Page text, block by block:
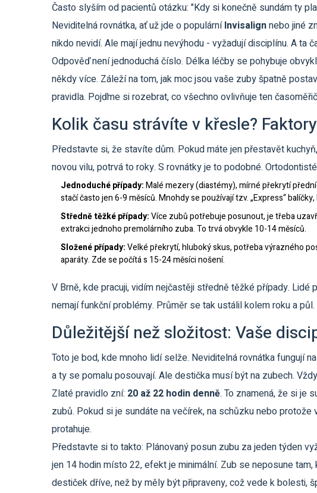
Často slyším od pacientů otázku: "Kdy si konečně sundám ty
Neviditelná rovnátka, ať už jde o populárníInvisalignnebo jiné
nikdo nevidí. Ale mají jednu nevýhodu - vyžadují disciplínu. A ta
Odpověď není jednoduchá číslo. Délka léčby se pohybuje
někdy více. Záleží na tom, jak moc jsou vaše zuby špatně
pravidla. Pojďme si rozebrat, co všechno ovlivňuje ten
Kolik času strávíte v křesle?
Představte si, že stavíte dům. Pokud máte jen přestavět
novou vilu, potrvá to roky. S rovnátky je to podobné.
Jednoduché případy:Malé mezery (diastémy), mírné překrytí
stačí často jen 6-9 měsíců. Mnohdy se používají tzv. „Express“
Středně těžké případy:Více zubů potřebuje posunout, je třeba
extrakci jednoho premolárního zuba. To trvá obvykle 10-14 měsíců.
Složené případy:Velké překrytí, hluboký skus, potřeba výrazného
aparáty. Zde se počítá s 15-24 měsíci nošení.
V Brně, kde pracuji, vidím nejčastěji středně těžké případy. Lidé
nemají funkční problémy. Průměr se tak ustálil kolem roku a půl.
Důležitější než složitost: Vaše
Toto je bod, kde mnoho lidí selže. Neviditelná rovnátka fungují
a ty se pomalu posouvají. Ale destička musí být na zubech.
Zlaté pravidlo zní: 20 až 22 hodin denně. To znamená, že si je
zubů. Pokud si je sundáte na večírek, na schůzku nebo
protahuje.
Představte si to takto: Plánovaný posun zubu za jeden týden
jen 14 hodin místo 22, efekt je minimální. Zub se neposune
destiček dříve, než by měly být připraveny, což vede k bolesti,